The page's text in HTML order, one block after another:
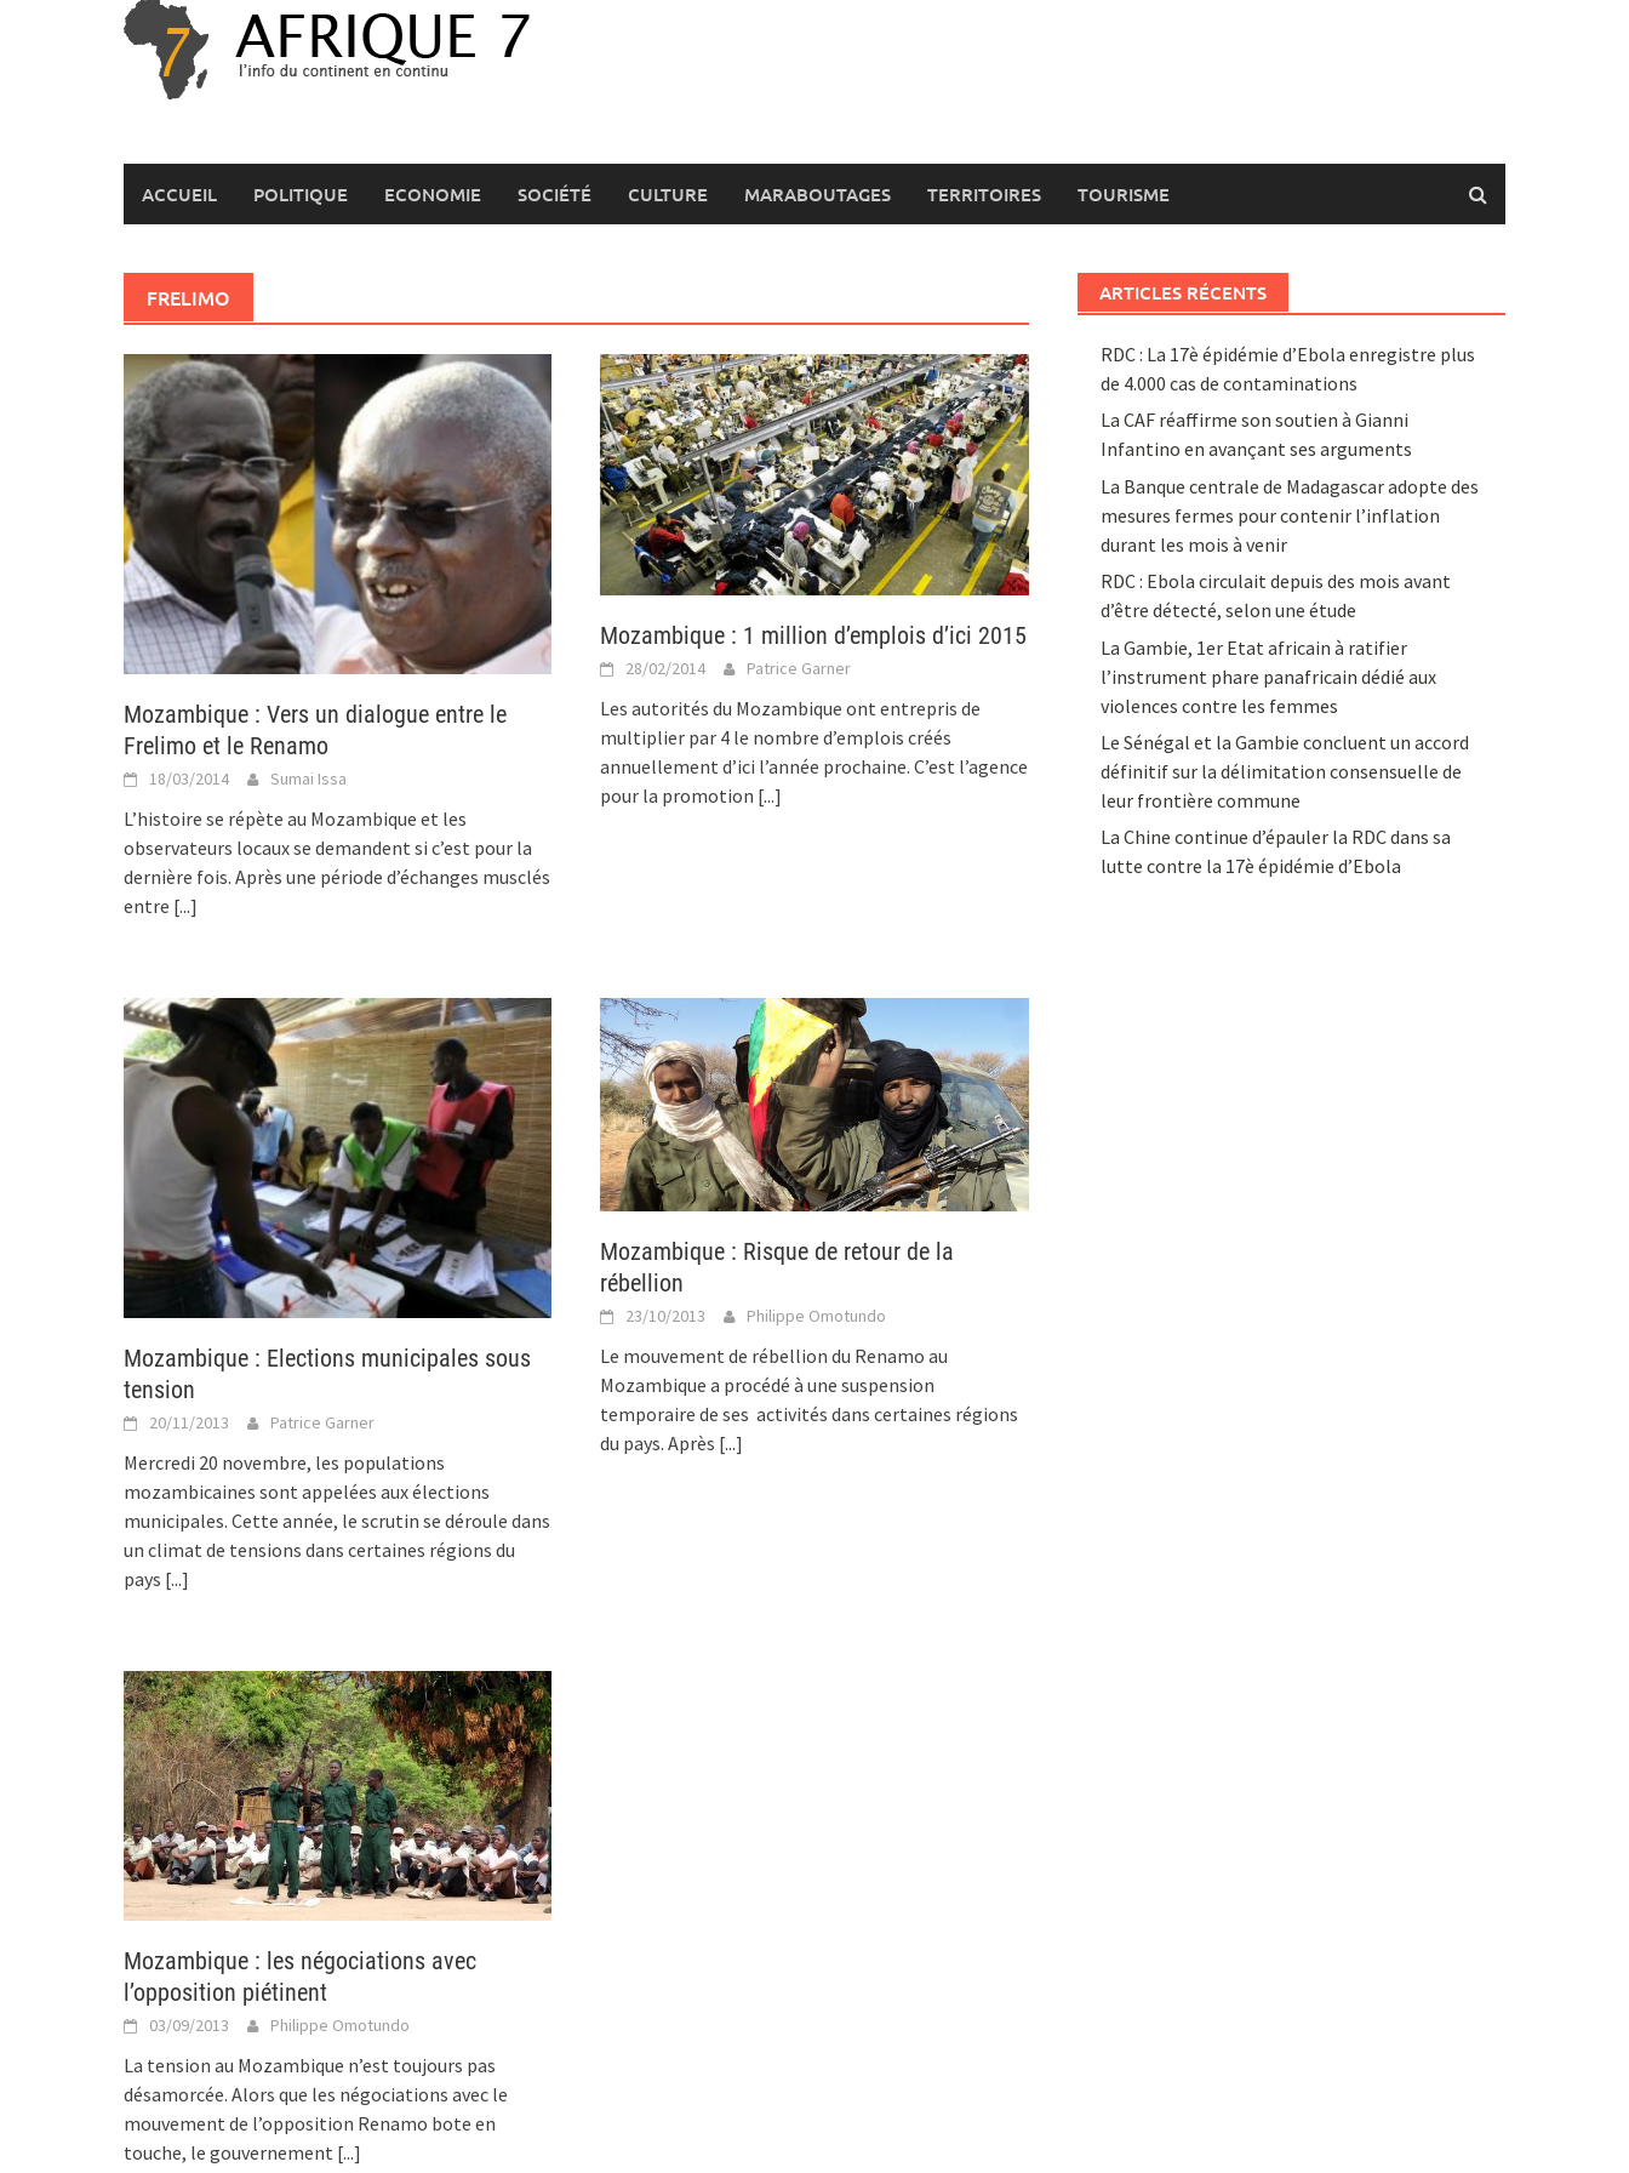
ACCUEIL POLITIQUE ECONOMIE SOCIÉTÉ CULTURE MARABOUTAGES TERRITOIRES TOURISME
FRELIMO
Mozambique : Vers un dialogue entre le
Frelimo et le Renamo
18/03/2014 Sumai Issa
L’histoire se répète au Mozambique et les
observateurs locaux se demandent si c’est pour la
dernière fois. Après une période d’échanges musclés
entre [...]
Mozambique : 1 million d’emplois d’ici 2015
28/02/2014 Patrice Garner
Les autorités du Mozambique ont entrepris de
multiplier par 4 le nombre d’emplois créés
annuellement d’ici l’année prochaine. C’est l’agence
pour la promotion [...]
Mozambique : Elections municipales sous
tension
20/11/2013 Patrice Garner
Mercredi 20 novembre, les populations
mozambicaines sont appelées aux élections
municipales. Cette année, le scrutin se déroule dans
un climat de tensions dans certaines régions du
pays [...]
Mozambique : Risque de retour de la
rébellion
23/10/2013 Philippe Omotundo
Le mouvement de rébellion du Renamo au
Mozambique a procédé à une suspension
temporaire de ses activités dans certaines régions
du pays. Après [...]
Mozambique : les négociations avec
l’opposition piétinent
03/09/2013 Philippe Omotundo
La tension au Mozambique n’est toujours pas
désamorcée. Alors que les négociations avec le
mouvement de l’opposition Renamo bote en
touche, le gouvernement [...]
ARTICLES RÉCENTS
RDC : La 17è épidémie d’Ebola enregistre plus
de 4.000 cas de contaminations
La CAF réaffirme son soutien à Gianni
Infantino en avançant ses arguments
La Banque centrale de Madagascar adopte des
mesures fermes pour contenir l’inflation
durant les mois à venir
RDC : Ebola circulait depuis des mois avant
d’être détecté, selon une étude
La Gambie, 1er Etat africain à ratifier
l’instrument phare panafricain dédié aux
violences contre les femmes
Le Sénégal et la Gambie concluent un accord
définitif sur la délimitation consensuelle de
leur frontière commune
La Chine continue d’épauler la RDC dans sa
lutte contre la 17è épidémie d’Ebola